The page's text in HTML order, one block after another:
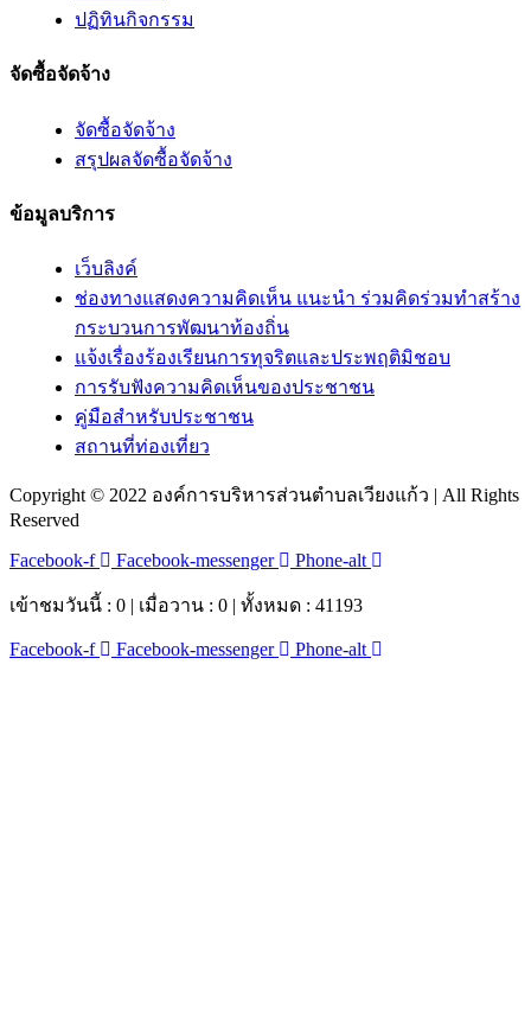
ปฏิทินกิจกรรม
จัดซื้อจัดจ้าง
จัดซื้อจัดจ้าง
สรุปผลจัดซื้อจัดจ้าง
ข้อมูลบริการ
เว็บลิงค์
ช่องทางแสดงความคิดเห็น แนะนำ ร่วมคิดร่วมทำสร้าง
กระบวนการพัฒนาท้องถิ่น
แจ้งเรื่องร้องเรียนการทุจริตและประพฤติมิชอบ
การรับฟังความคิดเห็นของประชาชน
คู่มือสำหรับประชาชน
สถานที่ท่องเที่ยว
Copyright © 2022 องค์การบริหารส่วนตำบลเวียงแก้ว | All Rights
Reserved
Facebook-f
Facebook-messenger Phone-alt
เข้าชมวันนี้ : 0 | เมื่อวาน : 0 | ทั้งหมด : 41193
Facebook-f Facebook-messenger Phone-alt